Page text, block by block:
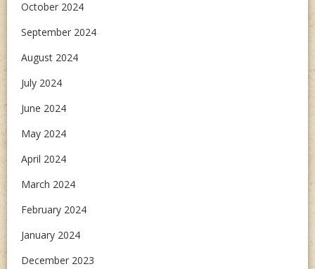
October 2024
September 2024
August 2024
July 2024
June 2024
May 2024
April 2024
March 2024
February 2024
January 2024
December 2023